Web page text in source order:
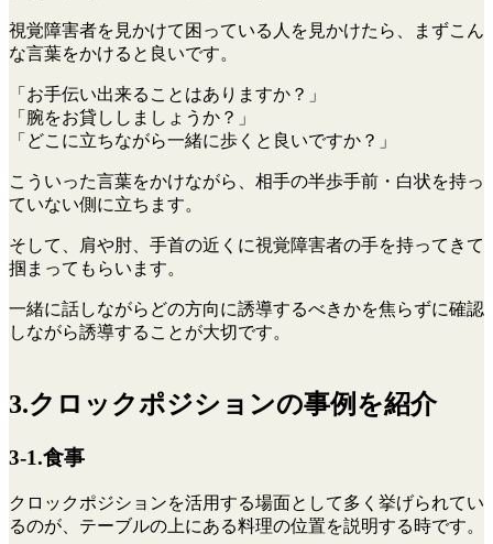
視覚障害者を見かけて困っている人を見かけたら、まずこん
な言葉をかけると良いです。
「お手伝い出来ることはありますか？」
「腕をお貸ししましょうか？」
「どこに立ちながら一緒に歩くと良いですか？」
こういった言葉をかけながら、相手の半歩手前・白状を持っ
ていない側に立ちます。
そして、肩や肘、手首の近くに視覚障害者の手を持ってきて
掴まってもらいます。
一緒に話しながらどの方向に誘導するべきかを焦らずに確認
しながら誘導することが大切です。
3.クロックポジションの事例を紹介
3-1.食事
クロックポジションを活用する場面として多く挙げられてい
るのが、テーブルの上にある料理の位置を説明する時です。